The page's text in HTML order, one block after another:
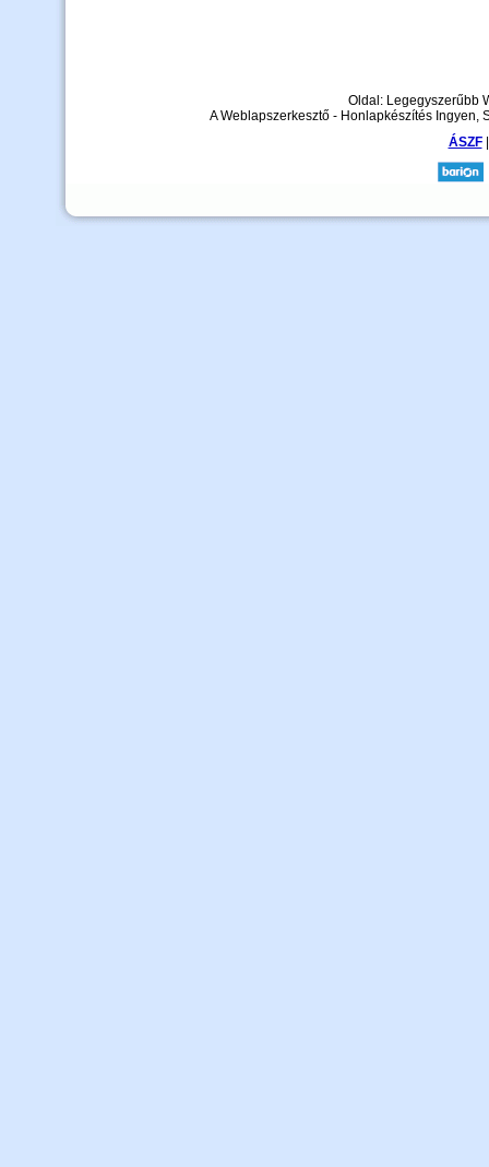
Oldal: Legegyszerűbb
A Weblapszerkesztő - Honlapkészítés Ingyen,
ÁSZF